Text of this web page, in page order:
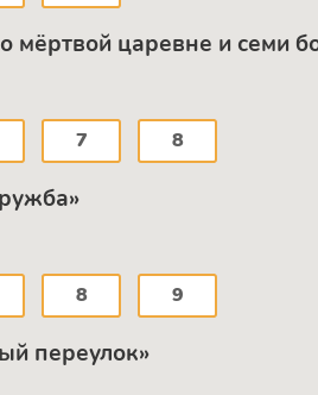
царевне и семи
7 8
8 9
переулок»